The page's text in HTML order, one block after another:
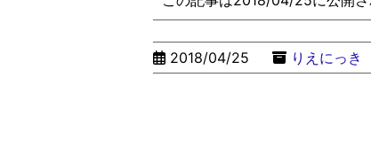
2018/04/25 りえにっき